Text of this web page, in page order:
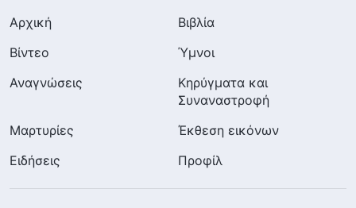
Αρχική
Βιβλία
Βίντεο
Ύμνοι
Αναγνώσεις
Κηρύγματα και
Συναναστροφή
Μαρτυρίες
Έκθεση εικόνων
Ειδήσεις
Προφίλ